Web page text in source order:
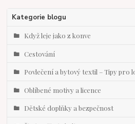
Kategorie blogu
Když leje jako z konve
Cestování
Povlečení a bytový textil – Tipy pro
Oblíbené motivy a licence
Dětské doplňky a bezpečnost